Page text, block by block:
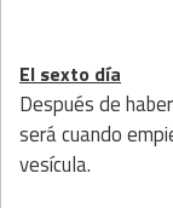
El sexto día
Después de
será cuando
vesícula.